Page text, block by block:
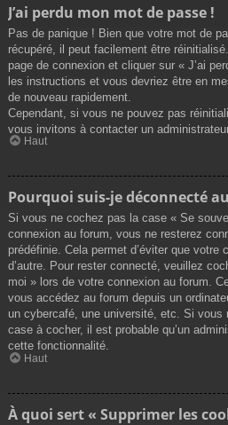
J’ai perdu mon mot de passe !
Pas de panique ! Bien que votre mot de
récupéré, il peut facilement être
page de connexion et cliquer sur « J’ai
les instructions et vous devriez être en
de nouveau rapidement.
Cependant, si vous ne pouvez pas
vous invitons à contacter un
Haut
Pourquoi suis-je déconnecté
Si vous ne cochez pas la case « Se
connexion au forum, vous ne resterez
prédéfinie. Cela permet d’éviter que votre
d’autre. Pour rester connecté, veuillez
moi » lors de votre connexion au forum.
vous accédez au forum depuis un
un cybercafé, une université, etc. Si vous
case à cocher, il est probable qu’un
cette fonctionnalité.
Haut
À quoi sert « Supprimer les